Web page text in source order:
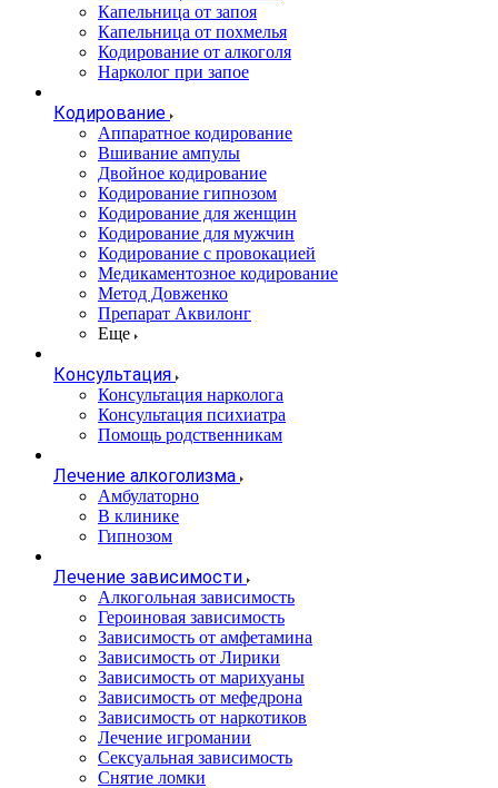
Капельница от запоя
Капельница от похмелья
Кодирование от алкоголя
Нарколог при запое
Кодирование
Аппаратное кодирование
Вшивание ампулы
Двойное кодирование
Кодирование гипнозом
Кодирование для женщин
Кодирование для мужчин
Кодирование с провокацией
Медикаментозное кодирование
Метод Довженко
Препарат Аквилонг
Еще
Консультация
Консультация нарколога
Консультация психиатра
Помощь родственникам
Лечение алкоголизма
Амбулаторно
В клинике
Гипнозом
Лечение зависимости
Алкогольная зависимость
Героиновая зависимость
Зависимость от амфетамина
Зависимость от Лирики
Зависимость от марихуаны
Зависимость от мефедрона
Зависимость от наркотиков
Лечение игромании
Сексуальная зависимость
Снятие ломки